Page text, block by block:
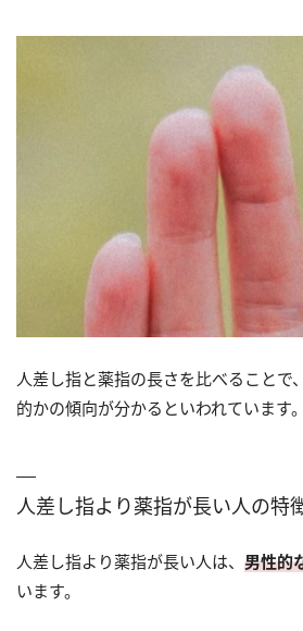
人差し指と薬指の長さを比べることで
的かの傾向が分かるといわれています。
人差し指より薬指が長い人の特
人差し指より薬指が長い人は、 男性的
います。